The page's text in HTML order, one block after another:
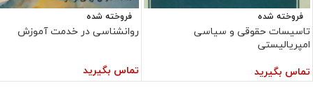
فروخته شده
تاسیسات حقوقی و سیاسی
امپریالیستی
تماس بگیرید
فروخته شده
روانشناسی در خدمت آموزش
تماس بگیرید